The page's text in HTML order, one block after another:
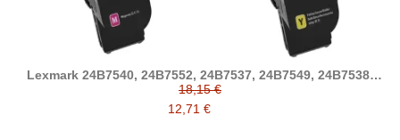
Lexmark 24B7540, 24B7552, 24B7537, 24B7549, 24B7538,
24B7550, 24B7539, 24B7551 tóner compatible (XC2335,
C2335)
18,15 €
12,71 €